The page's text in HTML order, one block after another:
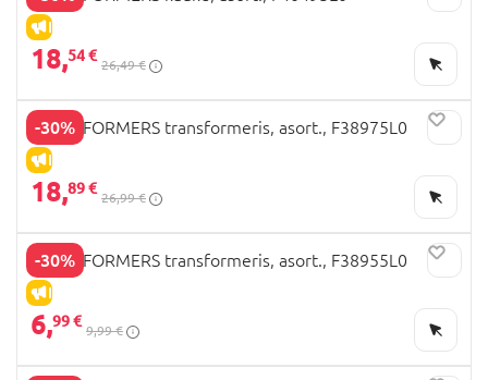
IŠPARDAVIMAS
18,54 €
26,49 €
-30%
IŠPARDAVIMAS
TRANSFORMERS transformeris, asort., F38975L0
18,89 €
26,99 €
-30%
IŠPARDAVIMAS
TRANSFORMERS transformeris, asort., F38955L0
6,99 €
9,99 €